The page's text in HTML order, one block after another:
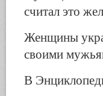
считал это
Женщины
своими
В